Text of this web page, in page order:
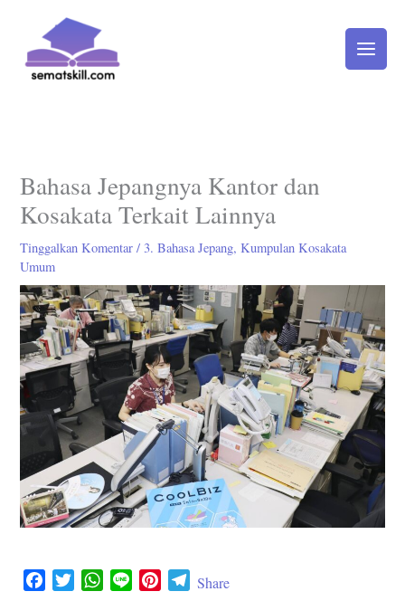
konten
Bahasa Jepangnya Kantor dan
Kosakata Terkait Lainnya
Tinggalkan Komentar / 3. Bahasa Jepang,Kumpulan Kosakata
Umum
W
TShare